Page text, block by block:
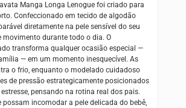
Manga Longa Lenogue foi criado para
Confeccionado em tecido de algodão
diretamente na pele sensível do seu
durante todo o dia. O
transforma qualquer ocasião especial —
— em um momento inesquecível. As
o frio, enquanto o modelado cuidadoso
de pressão estrategicamente posicionados
pensando na rotina real dos pais.
incomodar a pele delicada do bebê,